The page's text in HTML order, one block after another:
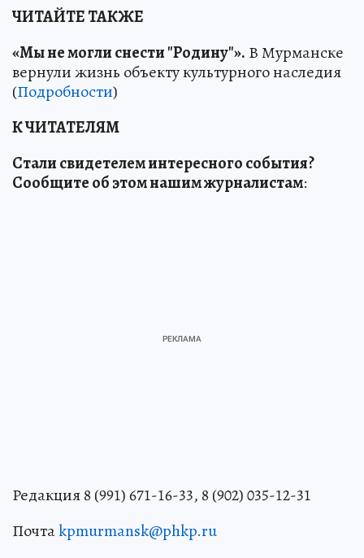
ЧИТАЙТЕ ТАКЖЕ
«Мы не могли снести "Родину"». В Мурманске
вернули жизнь объекту культурного наследия
(Подробности)
К ЧИТАТЕЛЯМ
Стали свидетелем интересного события?
Сообщите об этом нашим журналистам:
Редакция 8 (991) 671-16-33, 8 (902) 035-12-31
Почтаkpmurmansk@phkp.ru